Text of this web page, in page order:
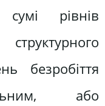
сумі рівнів
безробіття
або